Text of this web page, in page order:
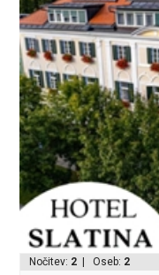
Nočitev: 2 | Oseb: 2